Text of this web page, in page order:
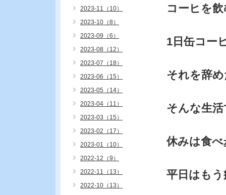
コーヒを
1日缶コー
それを辞
そんな生
休みは食
平日はも
2023-11（10）
2023-10（8）
2023-09（6）
2023-08（12）
2023-07（18）
2023-06（15）
2023-05（14）
2023-04（11）
2023-03（15）
2023-02（17）
2023-01（10）
2022-12（9）
2022-11（13）
2022-10（13）